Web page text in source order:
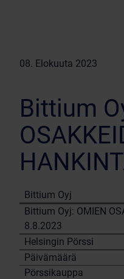
08. Elokuuta 2023
Bittium
Bittium Oyj
Bittium Oyj: OMIEN
8.8.2023
Helsingin Pörssi
Päivämäärä
Pörssikauppa